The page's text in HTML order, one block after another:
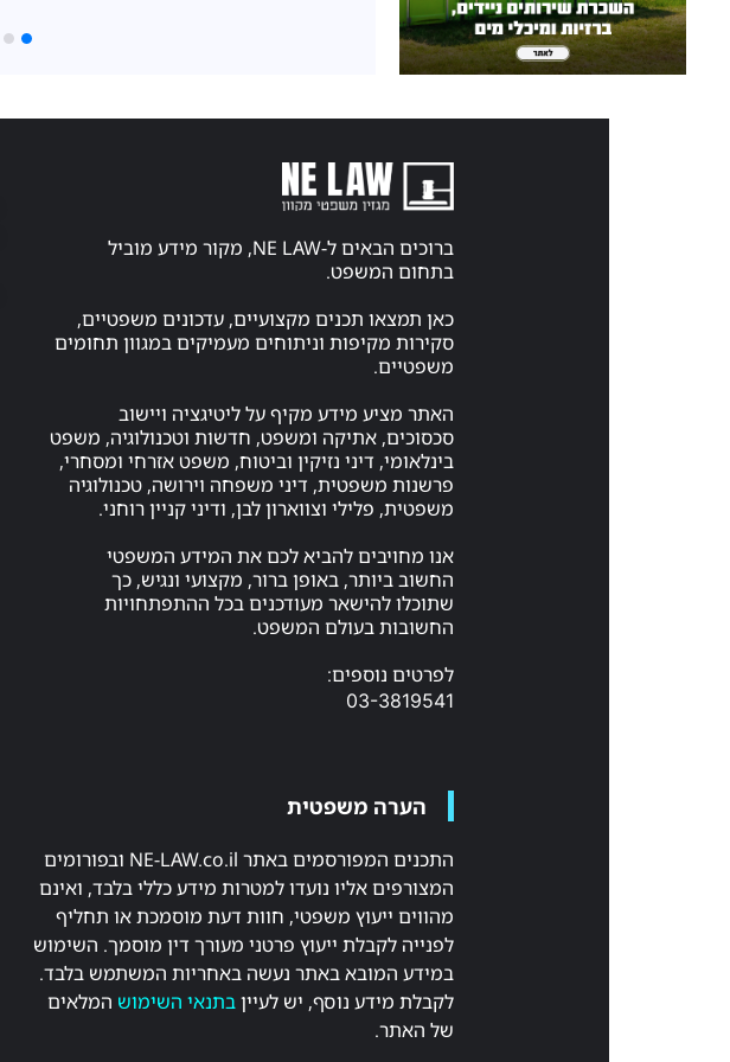
ברוכים הבאים ל-NE LAW, מקור מידע מוביל
בתחום המשפט.
כאן תמצאו תכנים מקצועיים, עדכונים משפטיים,
סקירות מקיפות וניתוחים מעמיקים במגוון תחומים
משפטיים.
האתר מציע מידע מקיף על ליטיגציה ויישוב
סכסוכים, אתיקה ומשפט, חדשות וטכנולוגיה, משפט
בינלאומי, דיני נזיקין וביטוח, משפט אזרחי ומסחרי,
פרשנות משפטית, דיני משפחה וירושה, טכנולוגיה
משפטית, פלילי וצווארון לבן, ודיני קניין רוחני.
אנו מחויבים להביא לכם את המידע המשפטי
החשוב ביותר, באופן ברור, מקצועי ונגיש, כך
שתוכלו להישאר מעודכנים בכל ההתפתחויות
החשובות בעולם המשפט.
לפרטים נוספים:
03-3819541
הערה משפטית
התכנים המפורסמים באתר NE-LAW.co.il ובפורומים
המצורפים אליו נועדו למטרות מידע כללי בלבד, ואינם
מהווים ייעוץ משפטי, חוות דעת מוסמכת או תחליף
לפנייה לקבלת ייעוץ פרטני מעורך דין מוסמך. השימוש
במידע המובא באתר נעשה באחריות המשתמש בלבד.
לקבלת מידע נוסף, יש לעייןבתנאי השימוש המלאים
של האתר.